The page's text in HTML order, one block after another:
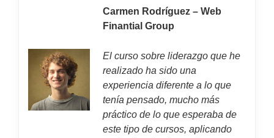
Carmen Rodríguez – Web
Finantial Group
El curso sobre liderazgo que he
realizado ha sido una
experiencia diferente a lo que
tenía pensado, mucho más
práctico de lo que esperaba de
este tipo de cursos, aplicando